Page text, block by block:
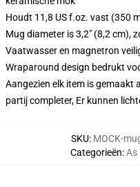
Houdt 11,8 US f.oz. vast (350
Mug diameter is 3,2" (8,2 cm),
Vaatwasser en magnetron
Wraparound design bedrukt
Aangezien elk item is gemaakt
partij completer, Er kunnen
SKU: MOCK-
Categorieën:As